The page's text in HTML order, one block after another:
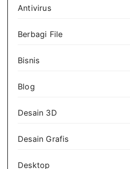
Antivirus
Berbagi File
Bisnis
Blog
Desain 3D
Desain Grafis
Desktop